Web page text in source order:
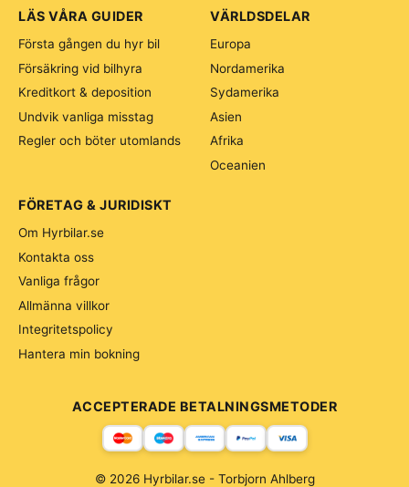
VÄRLDSDELAR
Europa
Nordamerika
Sydamerika
Asien
Afrika
Oceanien
LÄS VÅRA GUIDER
Första gången du hyr bil
Försäkring vid bilhyra
Kreditkort & deposition
Undvik vanliga misstag
Regler och böter utomlands
FÖRETAG & JURIDISKT
Om Hyrbilar.se
Kontakta oss
Vanliga frågor
Allmänna villkor
Integritetspolicy
Hantera min bokning
ACCEPTERADE BETALNINGSMETODER
© 2026 Hyrbilar.se - Torbjorn Ahlberg